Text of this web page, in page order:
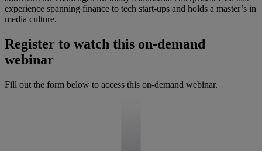
experience spanning finance to tech start-ups and holds a master’s in
media culture.
Register to watch this on-demand
webinar
Fill out the form below to access this on-demand webinar.